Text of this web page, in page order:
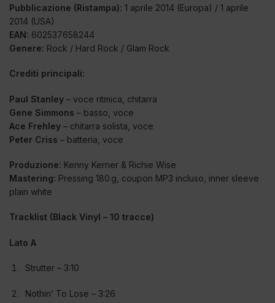
Pubblicazione (Ristampa): 1 aprile 2014 (Europa) / 1 aprile
2014 (USA)
EAN: 602537658244
Genere: Rock / Hard Rock / Glam Rock
Crediti principali:
Paul Stanley – voce ritmica, chitarra
Gene Simmons – basso, voce
Ace Frehley – chitarra solista, voce
Peter Criss – batteria, voce
Produzione: Kenny Kerner & Richie Wise
Mastering: Pressing 180 g, coupon MP3 incluso, inner sleeve
plain white
Tracklist (Black Vinyl – 10 tracce)
Lato A
Strutter – 3:10
Nothin’ To Lose – 3:26